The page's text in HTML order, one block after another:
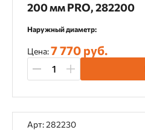
200 мм PRO, 282200
Наружный диаметр:
Цена:7 770 руб.
Арт: 282230